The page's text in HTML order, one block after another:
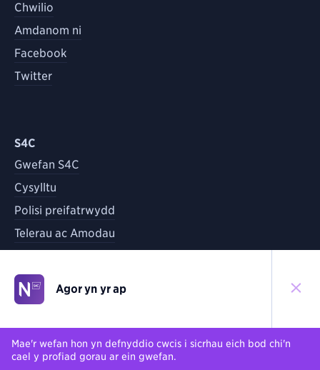
Chwilio
Amdanom ni
Facebook
Twitter
S4C
Gwefan S4C
Cysylltu
Polisi preifatrwydd
Telerau ac Amodau
Yn ôl i'r brig
Mae'r wefan hon yn defnyddio cwcis i sicrhau eich bod chi'n
cael y profiad gorau ar ein gwefan.
Agor yn yr ap